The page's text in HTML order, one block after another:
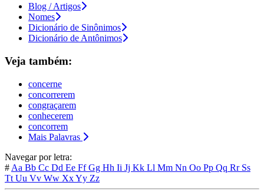
Blog / Artigos
Nomes
Dicionário de Sinônimos
Dicionário de Antônimos
Veja também:
concerne
concorrerem
congraçarem
conhecerem
concorrem
Mais Palavras
Navegar por letra:
# Aa Bb Cc Dd Ee FfGg Hh Ii Jj Kk Ll Mm Nn Oo Pp Qq Rr Ss
Tt Uu Vv Ww XxYy Zz